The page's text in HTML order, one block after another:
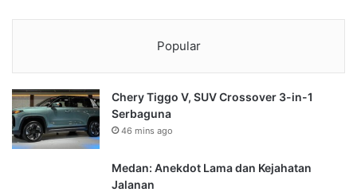
Popular
Chery Tiggo V, SUV Crossover 3-in-1
Serbaguna
46 mins ago
Medan: Anekdot Lama dan Kejahatan
Jalanan